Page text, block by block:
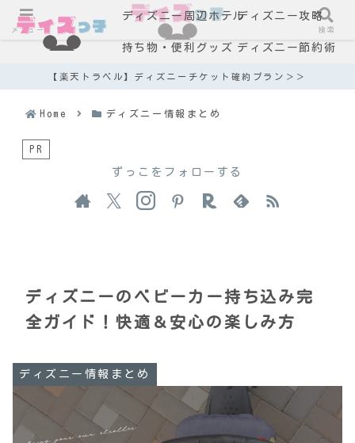
ディズニー周辺ホテルディズニー攻略
持ち物・便利グッズ ディズニー節約術
【楽天トラベル】ディズニーチケット確約プラン＞＞
Home ディズニー情報まとめ
PR
ディズニーのベビーカー持ち込み完
全ガイド！快適＆安心の楽しみ方
ずっこをフォローする
ディズニー情報まとめ
メニュー 検索